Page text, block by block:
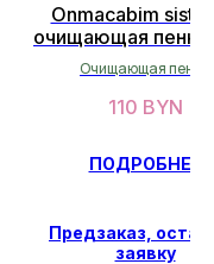
Onmacabim
очищающая пенка
aging150 мл
Очищающая пенка
110 BYN
ПОДРОБНЕЕ
Предзаказ,
заявку